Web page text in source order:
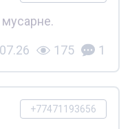
175 1
+77471193656